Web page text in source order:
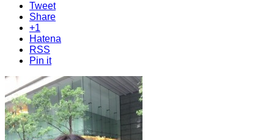
Tweet
Share
+1
Hatena
RSS
Pin it